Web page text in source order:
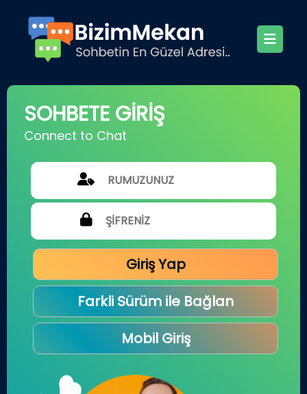
SOHBETE GİRİŞ
Connect to Chat
Giriş Yap
Farkli Sürüm ile Bağlan
Mobil Giriş